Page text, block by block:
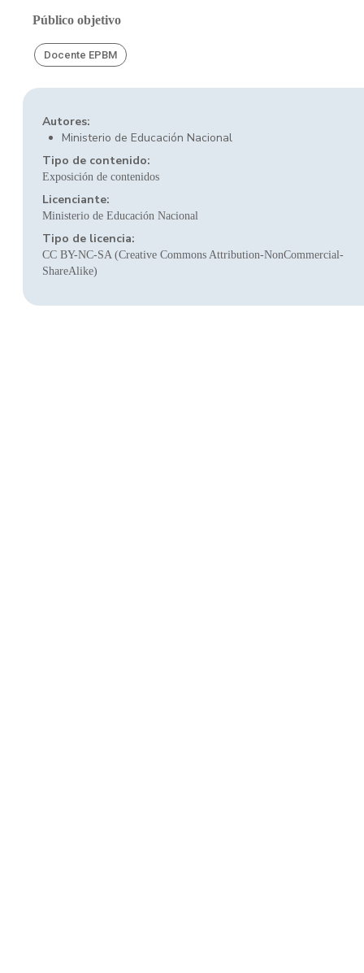
Público objetivo
Docente EPBM
Autores:
Ministerio de Educación Nacional
Tipo de contenido:
Exposición de contenidos
Licenciante:
Ministerio de Educación Nacional
Tipo de licencia:
CC BY-NC-SA (Creative Commons Attribution-NonCommercial-
ShareAlike)